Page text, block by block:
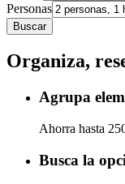
Personas
Buscar
Organiza,
Agrupa
Ahorra hasta
Busca la